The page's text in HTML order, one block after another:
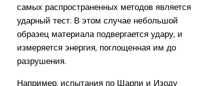
самых распространенных методов является
ударный тест. В этом случае небольшой
образец материала подвергается удару, и
измеряется энергия, поглощенная им до
разрушения.
Например, испытания по Шарпи и Изоду